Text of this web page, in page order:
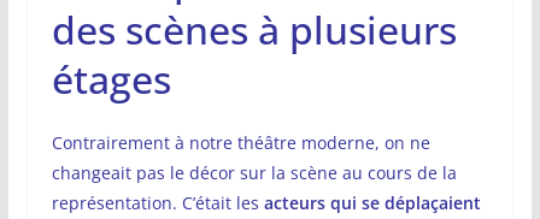
des scènes à plusieurs
étages
Contrairement à notre théâtre moderne, on ne
changeait pas le décor sur la scène au cours de la
représentation. C’était les acteurs qui se déplaçaient